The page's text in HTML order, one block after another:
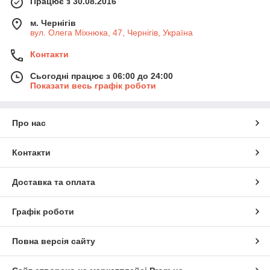
м. Чернігів
вул. Олега Міхнюка, 47, Чернігів, Україна
Контакти
Сьогодні працює з 06:00 до 24:00
Показати весь графік роботи
Про нас
Контакти
Доставка та оплата
Графік роботи
Повна версія сайту